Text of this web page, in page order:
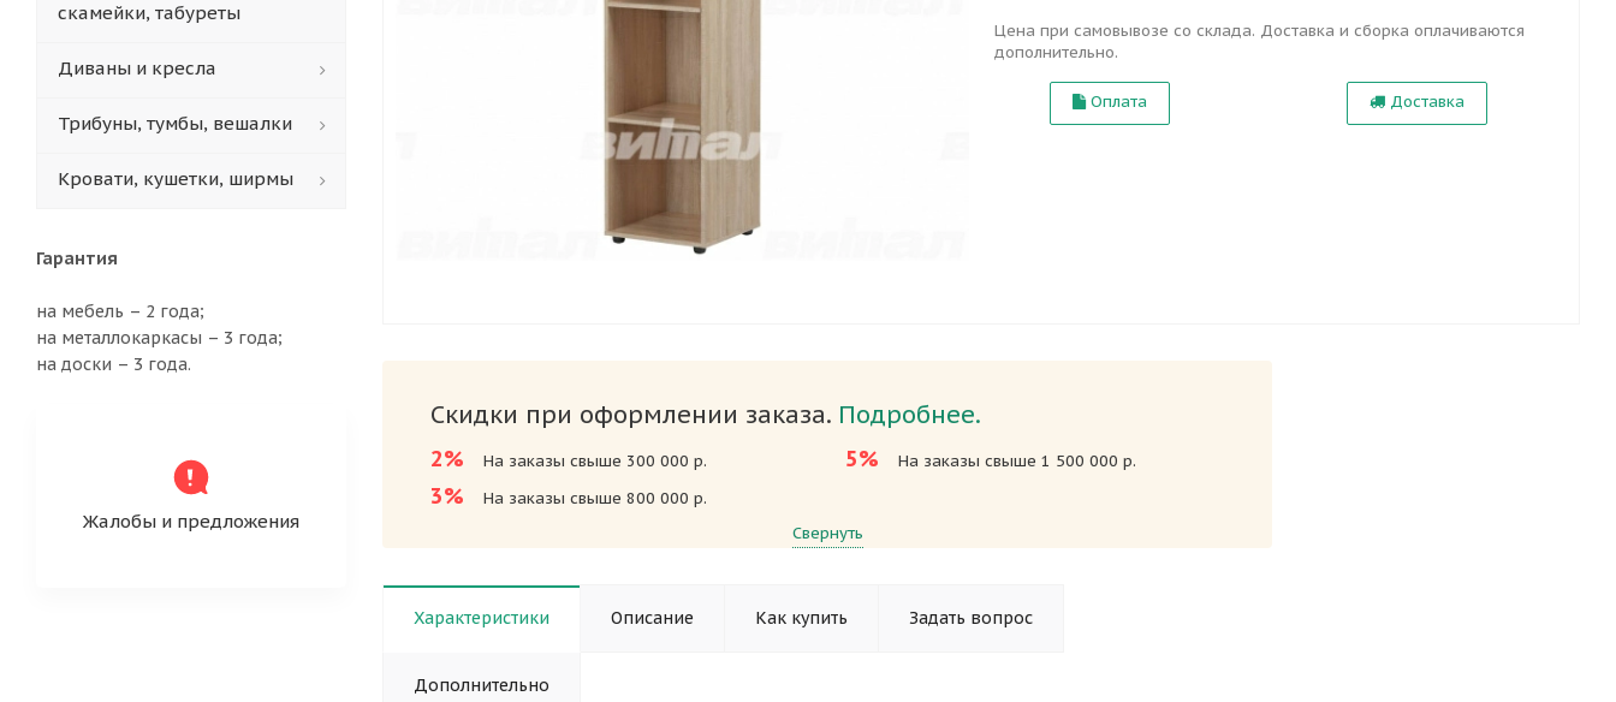
Цена при самовывозе со склада. Доставка и сборка оплачиваются
дополнительно.
Оплата Доставка
Скидки при оформлении заказа. Подробнее.
2% На заказы свыше 300 000 р.
3% На заказы свыше 800 000 р.
5% На заказы свыше 1 500 000 р.
Свернуть
Характеристики Описание Как купить Задать вопрос
Дополнительно
скамейки, табуреты
Диваны и кресла
Трибуны, тумбы, вешалки
Кровати, кушетки, ширмы
Гарантия
на мебель – 2 года;
на металлокаркасы – 3 года;
на доски – 3 года.
Жалобы и предложения